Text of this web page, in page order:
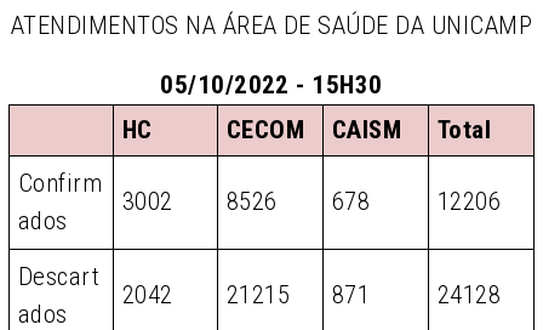
ATENDIMENTOS NA ÁREA DE SAÚDE DA UNICAMP
05/10/2022 - 15H30
HC
CECOM CAISM
Total
Confirm
ados
3002 8526 678 12206
Descart
ados
2042 21215 871 24128